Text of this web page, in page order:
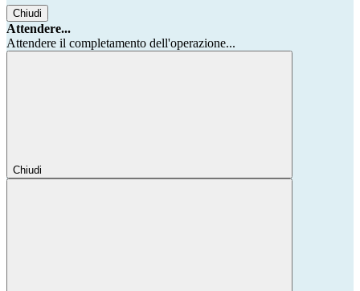
Chiudi
Attendere...
Attendere il completamento dell'operazione...
Chiudi